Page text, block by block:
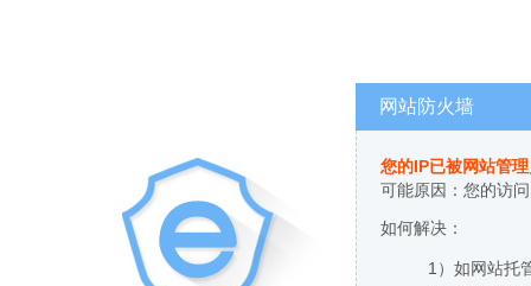
网站防火墙
您的IP已被网站管
可能原因：您的访
如何解决：
1）如网站托